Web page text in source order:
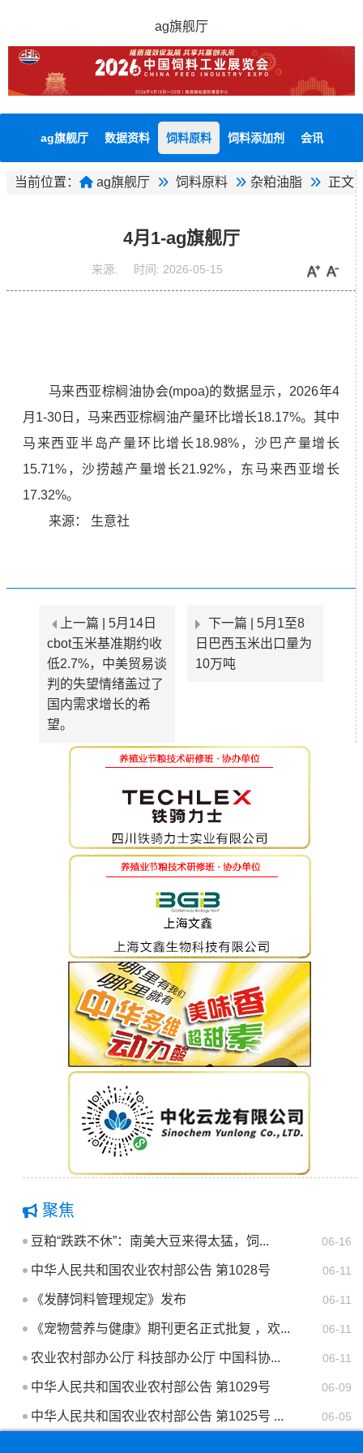
ag旗舰厅
ag旗舰厅 数据资料 饲料原料 饲料添加剂 会讯
当前位置： ag旗舰厅 饲料原料 杂粕油脂 正文
4月1-ag旗舰厅
来源: 时间: 2026-05-15
马来西亚棕榈油协会(mpoa)的数据显示，2026年4
月1-30日，马来西亚棕榈油产量环比增长18.17%。其中
马来西亚半岛产量环比增长18.98%，沙巴产量增长
15.71%，沙捞越产量增长21.92%，东马来西亚增长
17.32%。
来源：
生意社
上一篇 | 5月14日
cbot玉米基准期约收
低2.7%，中美贸易谈
判的失望情绪盖过了
国内需求增长的希
望。
下一篇 | 5月1至8
日巴西玉米出口量为
10万吨
聚焦
06-16
豆粕“跌跌不休”：南美大豆来得太猛，饲...
06-11
中华人民共和国农业农村部公告 第1028号
06-11
《发酵饲料管理规定》发布
06-11
《宠物营养与健康》期刊更名正式批复 ，欢...
06-11
农业农村部办公厅 科技部办公厅 中国科协...
06-09
中华人民共和国农业农村部公告 第1029号
06-05
中华人民共和国农业农村部公告 第1025号 ...